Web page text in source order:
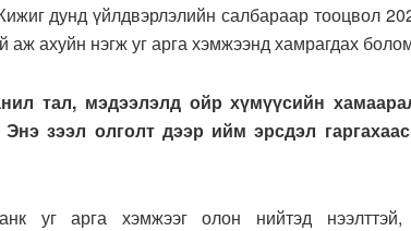
дунд үйлдвэрлэлийн салбараар тооцвол
аж ахуйн нэгж уг арга хэмжээнд хамрагдах
тал, мэдээлэлд ойр хүмүүсийн
зээл олголт дээр ийм эрсдэл
уг арга хэмжээг олон нийтэд